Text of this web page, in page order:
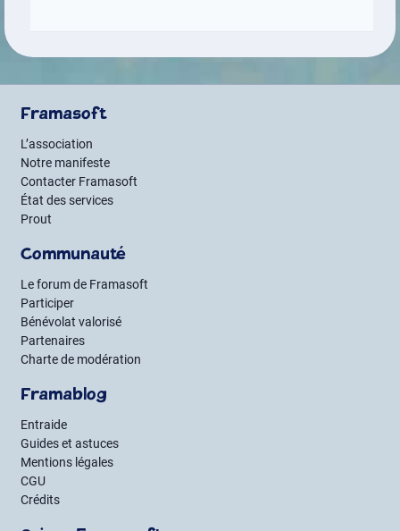
Framasoft
L’association
Notre manifeste
Contacter Framasoft
État des services
Prout
Communauté
Le forum de Framasoft
Participer
Bénévolat valorisé
Partenaires
Charte de modération
Framablog
Entraide
Guides et astuces
Mentions légales
CGU
Crédits